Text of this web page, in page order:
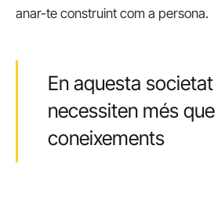
anar-te construint com a persona.
En aquesta societat
necessiten més
coneixements